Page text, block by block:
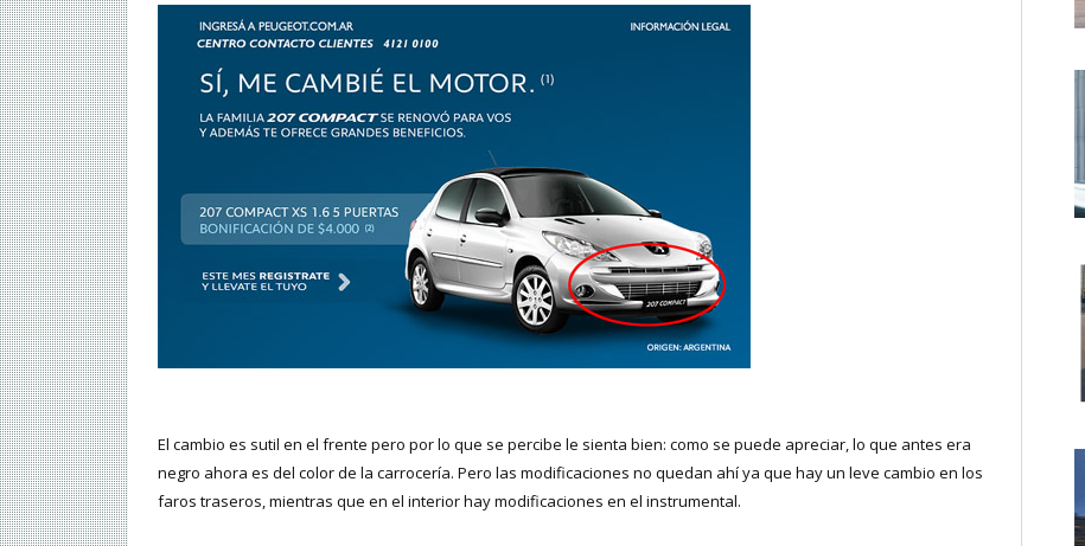
El cambio es sutil en el frente pero por lo que se percibe le sienta bien: como se puede apreciar, lo que antes era
negro ahora es del color de la carrocería. Pero las modificaciones no quedan ahí ya que hay un leve cambio en los
faros traseros, mientras que en el interior hay modificaciones en el instrumental.